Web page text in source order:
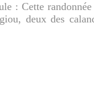
:Cette
deux des